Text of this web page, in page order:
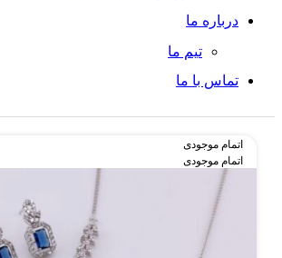
درباره ما
تیم ما
تماس با ما
اتمام موجودی
اتمام موجودی